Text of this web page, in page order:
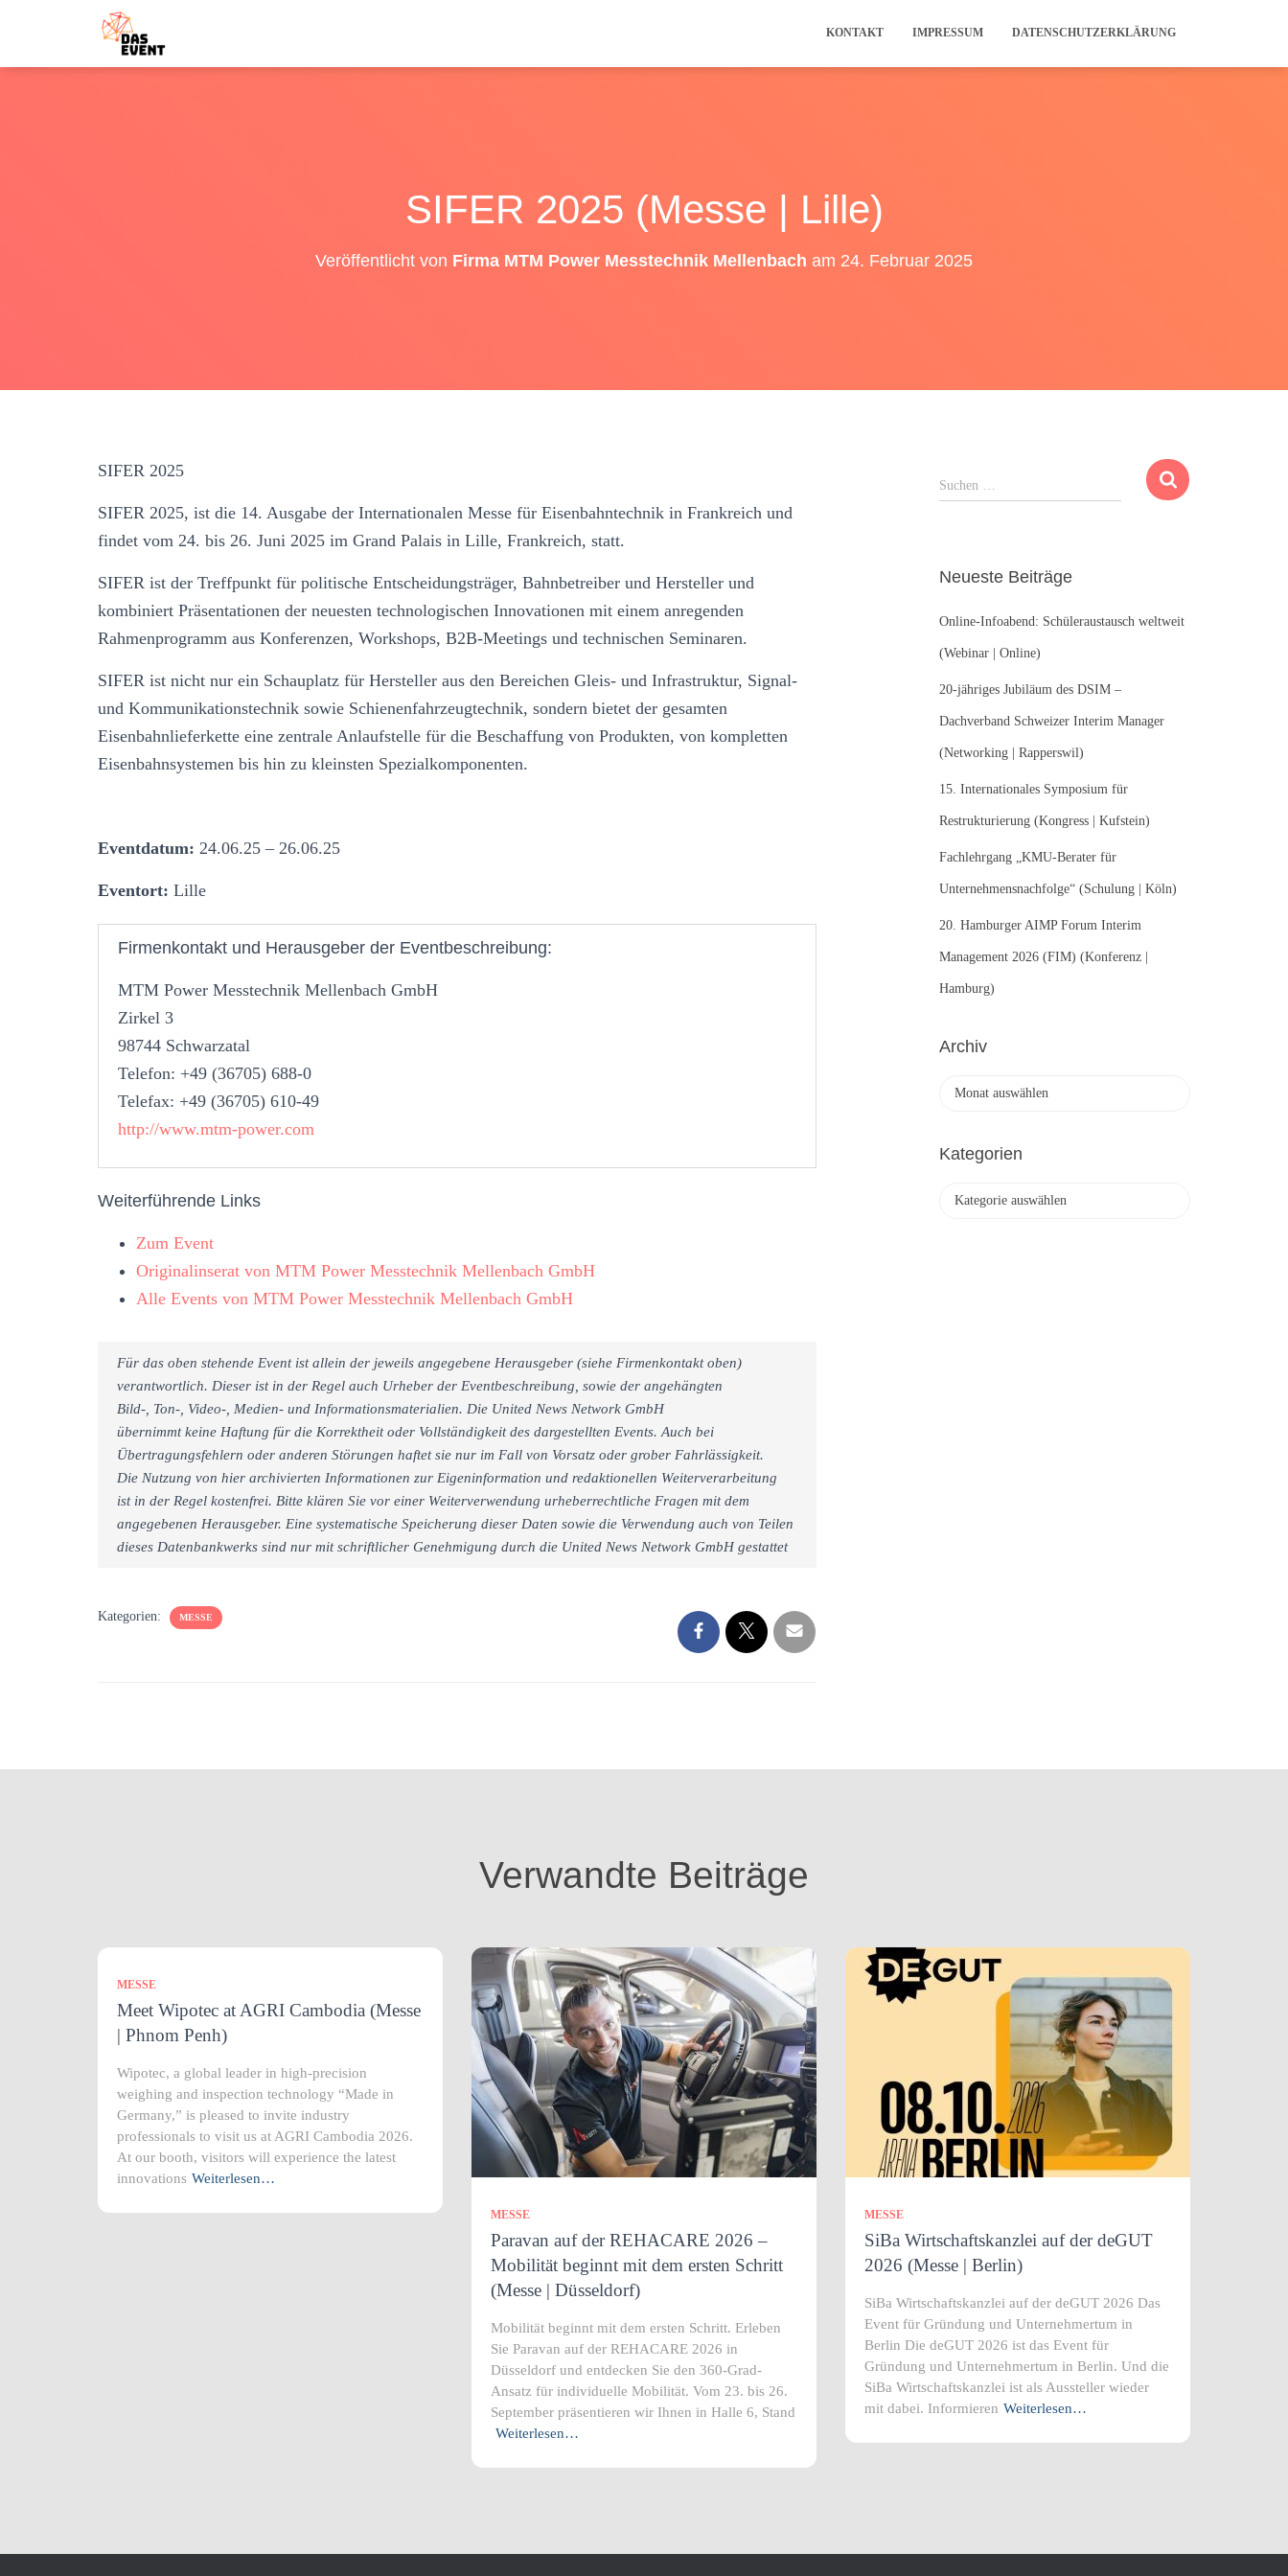
KONTAKT IMPRESSUM DATENSCHUTZERKLÄRUNG
SIFER 2025 (Messe | Lille)
Veröffentlicht von Firma MTM Power Messtechnik Mellenbach am 24. Februar 2025
SIFER 2025
SIFER 2025, ist die 14. Ausgabe der Internationalen Messe für Eisenbahntechnik in Frankreich und
findet vom 24. bis 26. Juni 2025 im Grand Palais in Lille, Frankreich, statt.
SIFER ist der Treffpunkt für politische Entscheidungsträger, Bahnbetreiber und Hersteller und
kombiniert Präsentationen der neuesten technologischen Innovationen mit einem anregenden
Rahmenprogramm aus Konferenzen, Workshops, B2B-Meetings und technischen Seminaren.
SIFER ist nicht nur ein Schauplatz für Hersteller aus den Bereichen Gleis- und Infrastruktur, Signal-
und Kommunikationstechnik sowie Schienenfahrzeugtechnik, sondern bietet der gesamten
Eisenbahnlieferkette eine zentrale Anlaufstelle für die Beschaffung von Produkten, von kompletten
Eisenbahnsystemen bis hin zu kleinsten Spezialkomponenten.
Eventdatum: 24.06.25 – 26.06.25
Eventort: Lille
Firmenkontakt und Herausgeber der Eventbeschreibung:
MTM Power Messtechnik Mellenbach GmbH
Zirkel 3
98744 Schwarzatal
Telefon: +49 (36705) 688-0
Telefax: +49 (36705) 610-49
http://www.mtm-power.com
Weiterführende Links
Zum Event
Originalinserat von MTM Power Messtechnik Mellenbach GmbH
Alle Events von MTM Power Messtechnik Mellenbach GmbH
Für das oben stehende Event ist allein der jeweils angegebene Herausgeber (siehe Firmenkontakt oben)
verantwortlich. Dieser ist in der Regel auch Urheber der Eventbeschreibung, sowie der angehängten
Bild-, Ton-, Video-, Medien- und Informationsmaterialien. Die United News Network GmbH
übernimmt keine Haftung für die Korrektheit oder Vollständigkeit des dargestellten Events. Auch bei
Übertragungsfehlern oder anderen Störungen haftet sie nur im Fall von Vorsatz oder grober Fahrlässigkeit.
Die Nutzung von hier archivierten Informationen zur Eigeninformation und redaktionellen Weiterverarbeitung
ist in der Regel kostenfrei. Bitte klären Sie vor einer Weiterverwendung urheberrechtliche Fragen mit dem
angegebenen Herausgeber. Eine systematische Speicherung dieser Daten sowie die Verwendung auch von Teilen
dieses Datenbankwerks sind nur mit schriftlicher Genehmigung durch die United News Network GmbH gestattet
Kategorien: MESSE
u
n
a
c
:
Suchen …
Neueste Beiträge
Online-Infoabend: Schüleraustausch weltweit
(Webinar | Online)
20-jähriges Jubiläum des DSIM –
Dachverband Schweizer Interim Manager
(Networking | Rapperswil)
15. Internationales Symposium für
Restrukturierung (Kongress | Kufstein)
Fachlehrgang „KMU-Berater für
Unternehmensnachfolge“ (Schulung | Köln)
20. Hamburger AIMP Forum Interim
Management 2026 (FIM) (Konferenz |
Hamburg)
Archiv
h
Kategorien
Verwandte Beiträge
MESSE
Meet Wipotec at AGRI Cambodia (Messe
| Phnom Penh)
Wipotec, a global leader in high-precision
weighing and inspection technology “Made in
Germany,” is pleased to invite industry
professionals to visit us at AGRI Cambodia 2026.
At our booth, visitors will experience the latest
innovations Weiterlesen…
MESSE
Paravan auf der REHACARE 2026 –
Mobilität beginnt mit dem ersten Schritt
(Messe | Düsseldorf)
Mobilität beginnt mit dem ersten Schritt. Erleben
Sie Paravan auf der REHACARE 2026 in
Düsseldorf und entdecken Sie den 360-Grad-
Ansatz für individuelle Mobilität. Vom 23. bis 26.
September präsentieren wir Ihnen in Halle 6, Stand
Weiterlesen…
MESSE
SiBa Wirtschaftskanzlei auf der deGUT
2026 (Messe | Berlin)
SiBa Wirtschaftskanzlei auf der deGUT 2026 Das
Event für Gründung und Unternehmertum in
Berlin Die deGUT 2026 ist das Event für
Gründung und Unternehmertum in Berlin. Und die
SiBa Wirtschaftskanzlei ist als Aussteller wieder
mit dabei. Informieren Weiterlesen…